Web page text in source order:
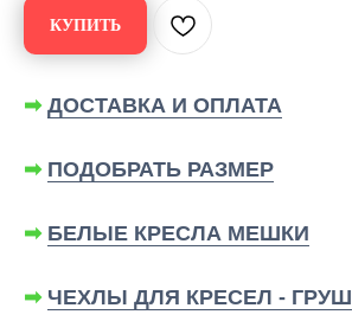
КУПИТЬ
➡ ДОСТАВКА И ОПЛАТА
➡ ПОДОБРАТЬ РАЗМЕР
➡ БЕЛЫЕ КРЕСЛА МЕШКИ
➡ ЧЕХЛЫ ДЛЯ КРЕСЕЛ - ГРУШ